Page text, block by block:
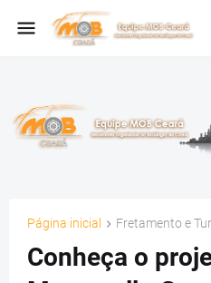
Página inicial Fretamento e
Conheça o